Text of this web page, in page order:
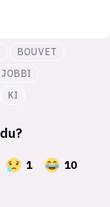
BOUVET
JOBBI
KI